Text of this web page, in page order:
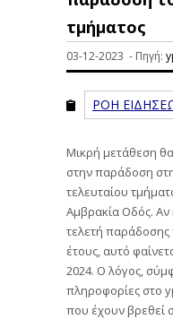
τμήματος
03-12-2023 - Πηγή:
ΡΟΗ
Μικρή μετάθεση
στην παράδοση
τελευταίου
Αμβρακία Οδός. Αν
τελετή παράδοσης
έτους, αυτό
2024. Ο λόγος,
πληροφορίες στο
που έχουν βρεθεί